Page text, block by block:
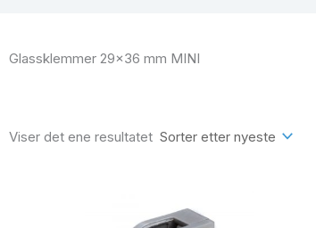
Glassklemmer 29x36 mm MINI
Viser det ene resultatet